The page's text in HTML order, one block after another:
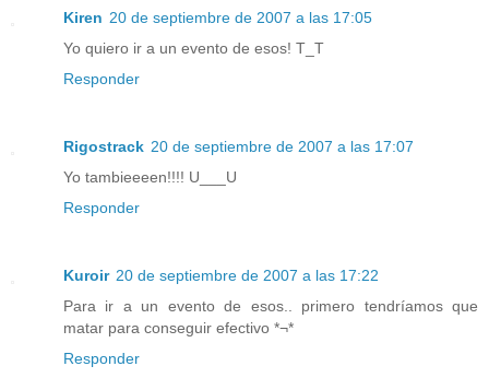
Kiren 20 de septiembre de 2007 a las 17:05
Yo quiero ir a un evento de esos! T_T
Responder
Rigostrack 20 de septiembre de 2007 a las 17:07
Yo tambieeeen!!!! U___U
Responder
Kuroir 20 de septiembre de 2007 a las 17:22
Para ir a un evento de esos.. primero tendríamos que
matar para conseguir efectivo *¬*
Responder